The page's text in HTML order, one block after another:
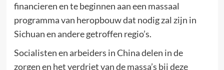
financieren en te beginnen aan een massaal
programma van heropbouw dat nodig zal zijn in
Sichuan en andere getroffen regio’s.
Socialisten en arbeiders in China delen in de
zorgen en het verdriet van de massa’s bij deze